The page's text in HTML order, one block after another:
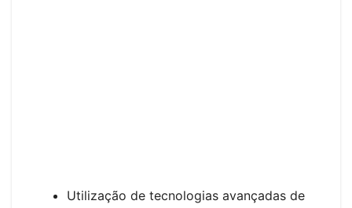
Utilização de tecnologias avançadas de